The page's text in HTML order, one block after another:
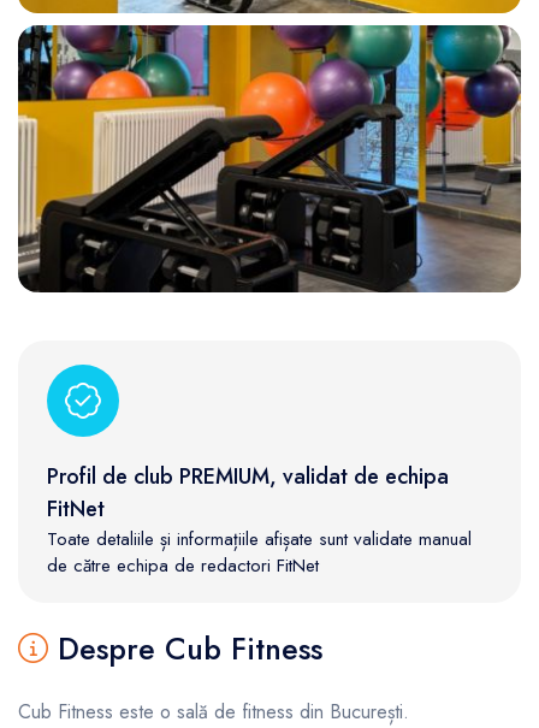
Profil de club PREMIUM, validat de echipa
FitNet
Toate detaliile și informațiile afișate sunt validate manual
de către echipa de redactori FitNet
Despre Cub Fitness
Cub Fitness este o sală de fitness din București.